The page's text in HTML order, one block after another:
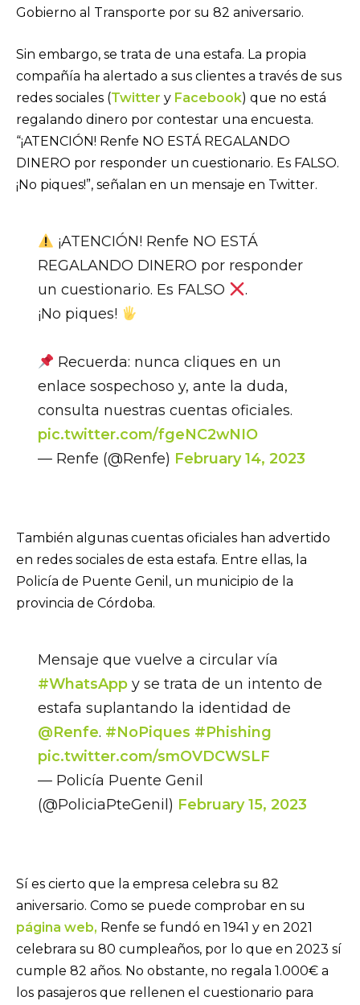
Gobierno al Transporte por su 82 aniversario.
Sin embargo, se trata de una estafa. La propia
compañía ha alertado a sus clientes a través de sus
redes sociales (Twitter y Facebook) que no está
regalando dinero por contestar una encuesta.
“¡ATENCIÓN! Renfe NO ESTÁ REGALANDO
DINERO por responder un cuestionario. Es FALSO.
¡No piques!”, señalan en un mensaje en Twitter.
¡ATENCIÓN! Renfe NO ESTÁ
REGALANDO DINERO por responder
un cuestionario. Es FALSO
.
¡No piques!
Recuerda: nunca cliques en un
enlace sospechoso y, ante la duda,
consulta nuestras cuentas oficiales.
pic.twitter.com/fgeNC2wNIO
— Renfe (@Renfe) February 14, 2023
También algunas cuentas oficiales han advertido
en redes sociales de esta estafa. Entre ellas, la
Policía de Puente Genil, un municipio de la
provincia de Córdoba.
Mensaje que vuelve a circular vía
#WhatsAppy se trata de un intento de
estafa suplantando la identidad de
@Renfe. #NoPiques #Phishing
pic.twitter.com/smOVDCWSLF
— Policía Puente Genil
(@PoliciaPteGenil) February 15, 2023
Sí es cierto que la empresa celebra su 82
aniversario. Como se puede comprobar en su
página web, Renfe se fundó en 1941 y en 2021
celebrara su 80 cumpleaños, por lo que en 2023 sí
cumple 82 años. No obstante, no regala 1.000€ a
los pasajeros que rellenen el cuestionario para